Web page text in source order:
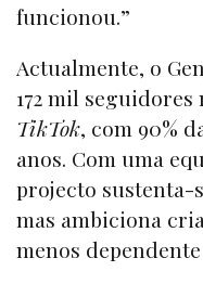
funcionou.”
Actualmente, o
172 mil seguidores
TikTok, com 90%
anos. Com uma
projecto sustenta-
mas ambiciona
menos